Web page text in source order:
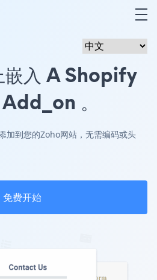
嵌入 A Shopify
Add_on 。
加到您的Zoho网站，无需编码或头
免费开始